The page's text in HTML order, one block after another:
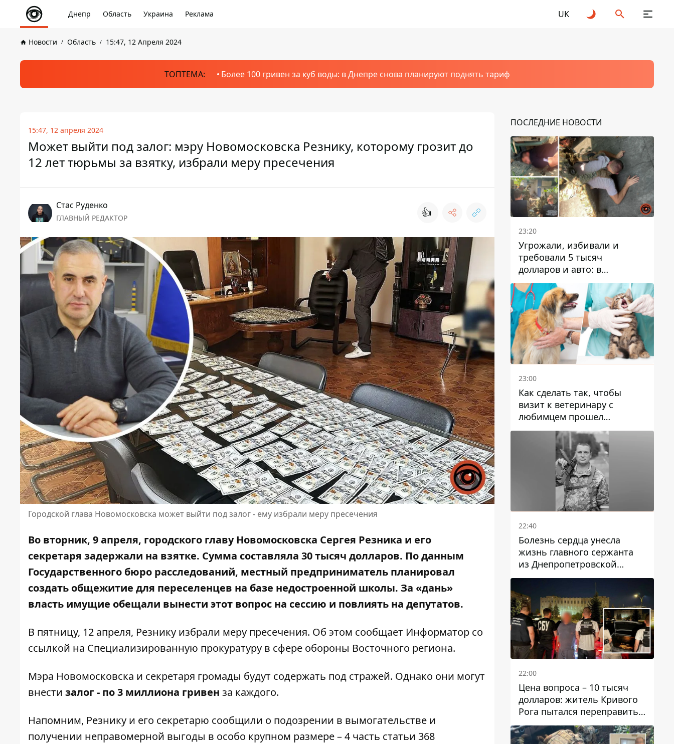
Днепр Область Украина Реклама UK
Новости Область 15:47, 12 Апреля 2024
ТОПТЕМА: Более 100 гривен за куб воды: в Днепре снова планируют поднять тариф
15:47, 12 апреля 2024
Может выйти под залог: мэру Новомосковска Резнику, которому грозит до
12 лет тюрьмы за взятку, избрали меру пресечения
Стаc Руденко
ГЛАВНЫЙ РЕДАКТОР 👍
Городской глава Новомосковска может выйти под залог - ему избрали меру пресечения
Во вторник, 9 апреля, городского главу Новомосковска Сергея Резника и его
секретаря задержали на взятке. Сумма составляла 30 тысяч долларов. По данным
Государственного бюро расследований, местный предприниматель планировал
создать общежитие для переселенцев на базе недостроенной школы. За «дань»
власть имущие обещали вынести этот вопрос на сессию и повлиять на депутатов.
В пятницу, 12 апреля, Резнику избрали меру пресечения. Об этом сообщает Информатор со
ссылкой на Специализированную прокуратуру в сфере обороны Восточного региона.
Мэра Новомосковска и секретаря громады будут содержать под стражей. Однако они могут
внести залог - по 3 миллиона гривен за каждого.
Напомним, Резнику и его секретарю сообщили о подозрении в вымогательстве и
получении неправомерной выгоды в особо крупном размере – 4 часть статьи 368
ПОСЛЕДНИЕ НОВОСТИ
23:20
Угрожали, избивали и
требовали 5 тысяч
долларов и авто: в
Павлограде задержали двух
мужчин
23:00
Как сделать так, чтобы
визит к ветеринару с
любимцем прошел
спокойно: простые советы
22:40
Болезнь сердца унесла
жизнь главного сержанта
из Днепропетровской
области Юрия Свистуна
22:00
Цена вопроса – 10 тысяч
долларов: житель Кривого
Рога пытался переправить
мужчину в Словакию